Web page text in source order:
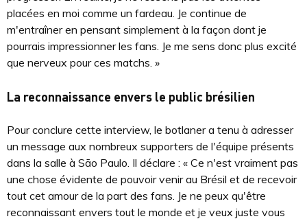
placées en moi comme un fardeau. Je continue de
m'entraîner en pensant simplement à la façon dont je
pourrais impressionner les fans. Je me sens donc plus excité
que nerveux pour ces matchs. »
La reconnaissance envers le public brésilien
Pour conclure cette interview, le botlaner a tenu à adresser
un message aux nombreux supporters de l'équipe présents
dans la salle à São Paulo. Il déclare : « Ce n'est vraiment pas
une chose évidente de pouvoir venir au Brésil et de recevoir
tout cet amour de la part des fans. Je ne peux qu'être
reconnaissant envers tout le monde et je veux juste vous